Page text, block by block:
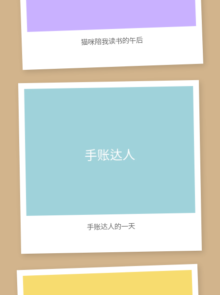
猫咪陪我读书的午后
手账达人的一天